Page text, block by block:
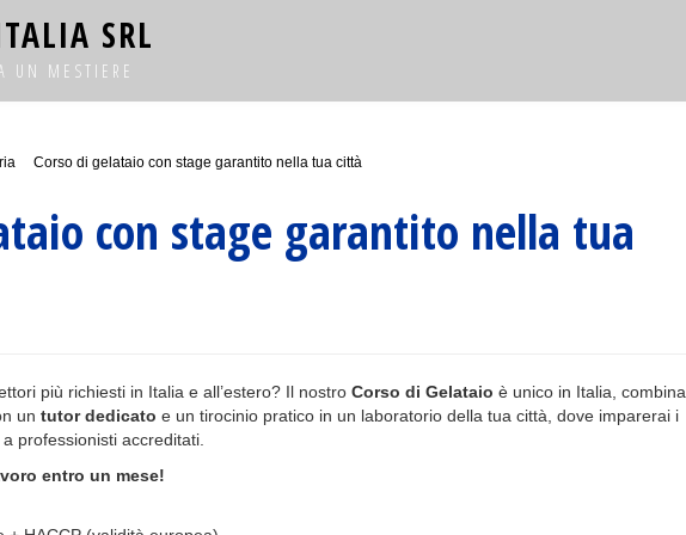
SRL
UN MESTIERE
Corso di gelataio con stage garantito nella tua città
con stage garantito nella tua
più richiesti in Italia e all’estero? Il nostro Corso di Gelataio è unico in Italia, combina
un tutor dedicato e un tirocinio pratico in un laboratorio della tua città, dove imparerai i
professionisti accreditati.
entro un mese!